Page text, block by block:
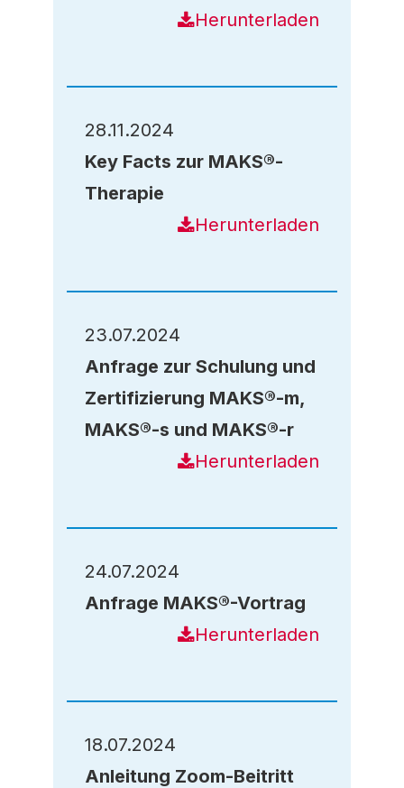
Herunterladen
28.11.2024
Key Facts zur MAKS®-
Therapie
Herunterladen
23.07.2024
Anfrage zur Schulung und
Zertifizierung MAKS®-m,
MAKS®-s und MAKS®-r
Herunterladen
24.07.2024
Anfrage MAKS®-Vortrag
Herunterladen
18.07.2024
Anleitung Zoom-Beitritt